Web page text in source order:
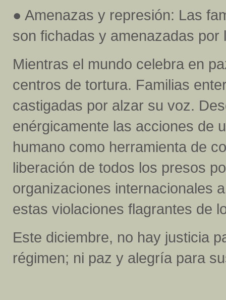
● Amenazas y represión: Las
son fichadas y amenazadas por
Mientras el mundo celebra en
centros de tortura. Familias
castigadas por alzar su voz.
enérgicamente las acciones de
humano como herramienta de
liberación de todos los presos
organizaciones internacionales
estas violaciones flagrantes de
Este diciembre, no hay justicia
régimen; ni paz y alegría para